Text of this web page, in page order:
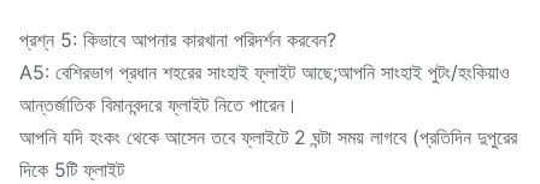
প্রশ্ন 5: কিভাবে আপনার কারখানা পরিদর্শন করবেন?
A5: বেশিরভাগ প্রধান শহরের সাংহাই ফ্লাইট আছে;আপনি সাংহাই পুটং/হংকিয়াও
আন্তর্জাতিক বিমানবন্দরে ফ্লাইট নিতে পারেন।
আপনি যদি হংকং থেকে আসেন তবে ফ্লাইটে 2 ঘন্টা সময় লাগবে (প্রতিদিন দুপুরের
দিকে 5টি ফ্লাইট